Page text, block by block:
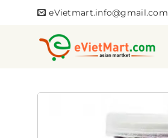
eVietmart.info@gmail.com